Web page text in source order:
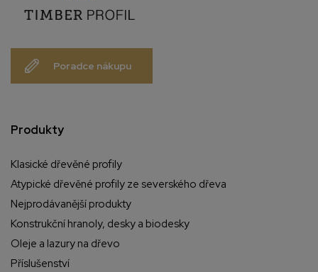
Poradce nákupu
Produkty
Klasické dřevěné profily
Atypické dřevěné profily ze severského dřeva
Nejprodávanější produkty
Konstrukční hranoly, desky a biodesky
Oleje a lazury na dřevo
Příslušenství